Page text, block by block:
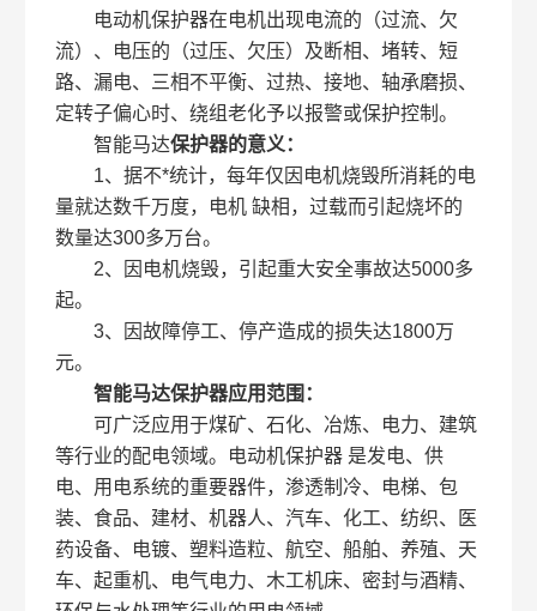
电动机保护器在电机出现电流的（过流、欠
流）、电压的（过压、欠压）及断相、堵转、短
路、漏电、三相不平衡、过热、接地、轴承磨损、
定转子偏心时、绕组老化予以报警或保护控制。
智能马达保护器的意义：
1、据不*统计，每年仅因电机烧毁所消耗的电
量就达数千万度，电机 缺相，过载而引起烧坏的
数量达300多万台。
2、因电机烧毁，引起重大安全事故达5000多
起。
3、因故障停工、停产造成的损失达1800万
元。
智能马达保护器应用范围：
可广泛应用于煤矿、石化、冶炼、电力、建筑
等行业的配电领域。电动机保护器 是发电、供
电、用电系统的重要器件，渗透制冷、电梯、包
装、食品、建材、机器人、汽车、化工、纺织、医
药设备、电镀、塑料造粒、航空、船舶、养殖、天
车、起重机、电气电力、木工机床、密封与酒精、